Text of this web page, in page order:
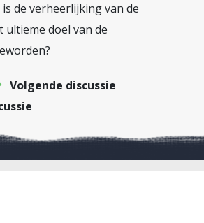
de verheerlijking van de
ultieme doel van de
Volgende discussie